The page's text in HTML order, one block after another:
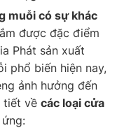
muỗi có sự khác
được đặc điểm
Phát sản xuất
phổ biến hiện nay,
ảnh hưởng đến
tiết về các loại cửa